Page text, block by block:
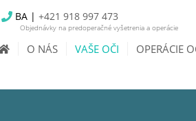
BA | +421 918 997 473
Objednávky na predoperačné vyšetrenia a operácie
O NÁS VAŠE OČI OPERÁCIE